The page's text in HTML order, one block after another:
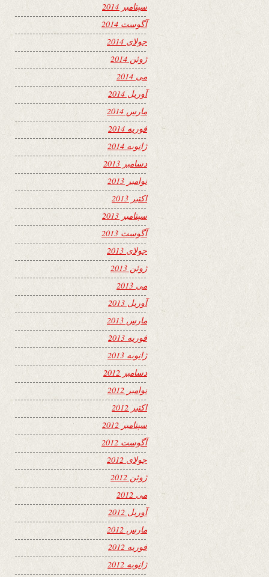
سپتامبر 2014
آگوست 2014
جولای 2014
ژوئن 2014
می 2014
آوریل 2014
مارس 2014
فوریه 2014
ژانویه 2014
دسامبر 2013
نوامبر 2013
اکتبر 2013
سپتامبر 2013
آگوست 2013
جولای 2013
ژوئن 2013
می 2013
آوریل 2013
مارس 2013
فوریه 2013
ژانویه 2013
دسامبر 2012
نوامبر 2012
اکتبر 2012
سپتامبر 2012
آگوست 2012
جولای 2012
ژوئن 2012
می 2012
آوریل 2012
مارس 2012
فوریه 2012
ژانویه 2012